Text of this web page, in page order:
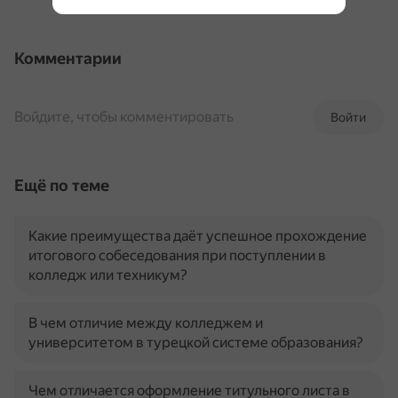
Комментарии
Войти
Войдите, чтобы комментировать
Ещё по теме
Какие преимущества даёт успешное прохождение
итогового собеседования при поступлении в
колледж или техникум?
В чем отличие между колледжем и
университетом в турецкой системе образования?
Чем отличается оформление титульного листа в